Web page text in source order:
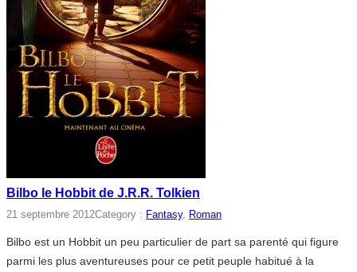
Bilbo le Hobbit de J.R.R. Tolkien
21 septembre 2012Category : Fantasy, Roman
Bilbo est un Hobbit un peu particulier de part sa parenté qui figure
parmi les plus aventureuses pour ce petit peuple habitué à la